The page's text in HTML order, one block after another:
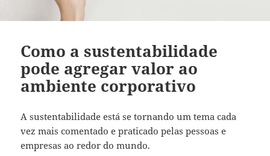
Como a sustentabilidade
pode agregar valor ao
ambiente corporativo
A sustentabilidade está se tornando um tema cada
vez mais comentado e praticado pelas pessoas e
empresas ao redor do mundo.